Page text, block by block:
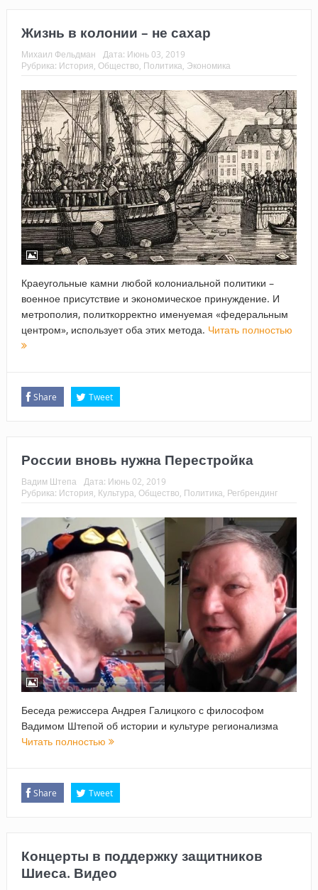
Жизнь в колонии – не сахар
Михаил Фельдман Дата: Июнь 03, 2019
Рубрика: История, Общество, Политика, Экономика
Краеугольные камни любой колониальной политики –
военное присутствие и экономическое принуждение. И
метрополия, политкорректно именуемая «федеральным
центром», использует оба этих метода. Читать полностью
Share Tweet
России вновь нужна Перестройка
Вадим Штепа Дата: Июнь 02, 2019
Рубрика: История, Культура, Общество, Политика, Регбрендинг
Беседа режиссера Андрея Галицкого с философом
Вадимом Штепой об истории и культуре регионализма
Читать полностью
Share Tweet
Концерты в поддержку защитников
Шиеса. Видео